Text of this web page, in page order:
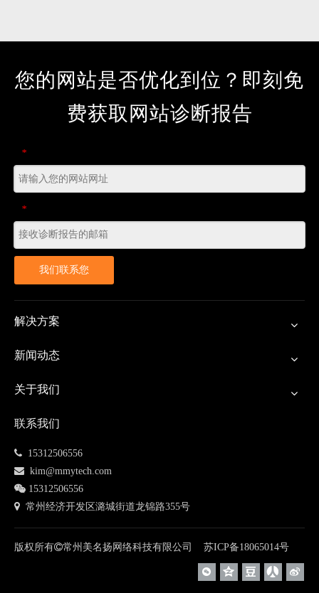
您的网站是否优化到位？即刻免
费获取网站诊断报告
*
*
我们联系您
解决方案
新闻动态
关于我们
联系我们
 15312506556
 kim@mmytech.com
 15312506556
 常州经济开发区潞城街道龙锦路355号
版权所有常州美名扬网络科技有限公司 苏ICP备18065014号